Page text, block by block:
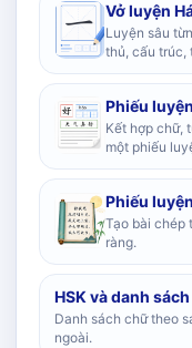
Vở luyện
Luyện sâu
thủ, cấu trúc,
Phiếu
Kết hợp chữ,
một phiếu
Phiếu
Tạo bài chép
ràng.
HSK và danh
Danh sách chữ theo
ngoài.